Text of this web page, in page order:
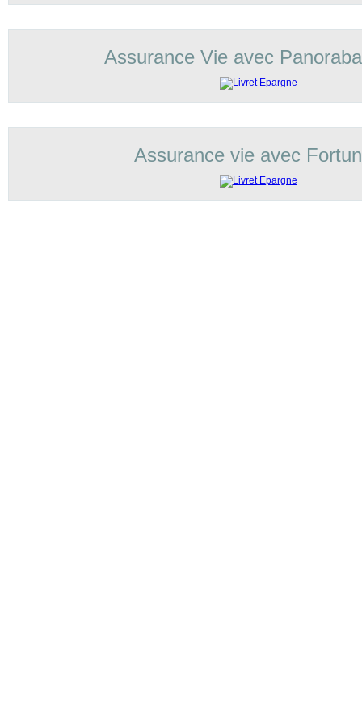
Assurance Vie avec
Assurance vie avec